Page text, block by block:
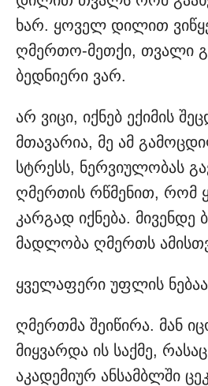
ხარ. ყოველ დილით
ღმერთო-მეთქი, თვალი
ბედნიერი ვარ.
არ ვიცი, იქნებ ექიმის
მთავარია, მე ამ
სტრესს, ნერვიულობას
ღმერთის რწმენით, რომ
კარგად იქნება.
მადლობა ღმერთს
ყველაფერი უფლის
ღმერთმა შეიწირა. მან
მიყვარდა ის საქმე,
აკადემიურ ანსამბლში